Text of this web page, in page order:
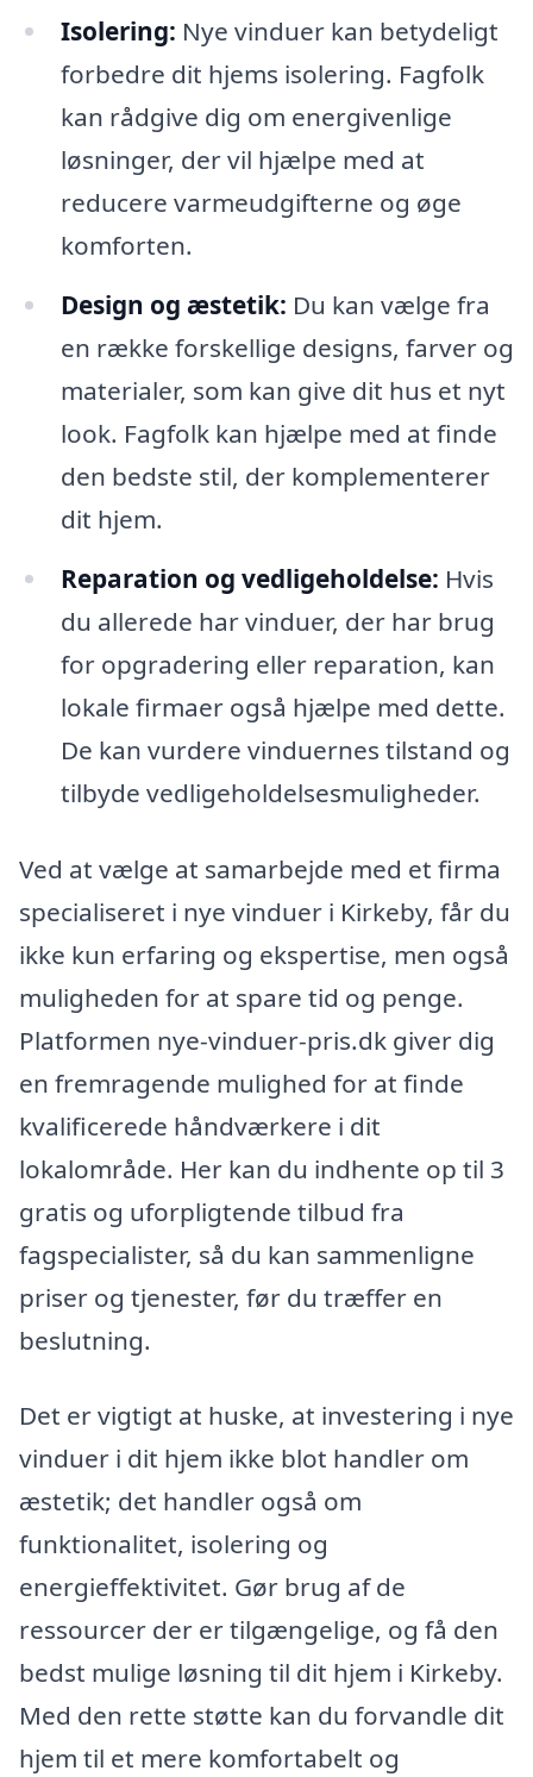
Isolering: Nye vinduer kan betydeligt
forbedre dit hjems isolering. Fagfolk
kan rådgive dig om energivenlige
løsninger, der vil hjælpe med at
reducere varmeudgifterne og øge
komforten.
Design og æstetik: Du kan vælge fra
en række forskellige designs, farver og
materialer, som kan give dit hus et nyt
look. Fagfolk kan hjælpe med at finde
den bedste stil, der komplementerer
dit hjem.
Reparation og vedligeholdelse: Hvis
du allerede har vinduer, der har brug
for opgradering eller reparation, kan
lokale firmaer også hjælpe med dette.
De kan vurdere vinduernes tilstand og
tilbyde vedligeholdelsesmuligheder.
Ved at vælge at samarbejde med et firma
specialiseret i nye vinduer i Kirkeby, får du
ikke kun erfaring og ekspertise, men også
muligheden for at spare tid og penge.
Platformen nye-vinduer-pris.dk giver dig
en fremragende mulighed for at finde
kvalificerede håndværkere i dit
lokalområde. Her kan du indhente op til 3
gratis og uforpligtende tilbud fra
fagspecialister, så du kan sammenligne
priser og tjenester, før du træffer en
beslutning.
Det er vigtigt at huske, at investering i nye
vinduer i dit hjem ikke blot handler om
æstetik; det handler også om
funktionalitet, isolering og
energieffektivitet. Gør brug af de
ressourcer der er tilgængelige, og få den
bedst mulige løsning til dit hjem i Kirkeby.
Med den rette støtte kan du forvandle dit
hjem til et mere komfortabelt og